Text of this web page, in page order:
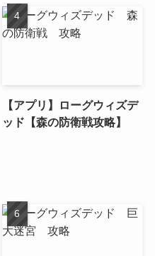
【アプリ】ローグウィズデ
ッド【森の防衛戦攻略】